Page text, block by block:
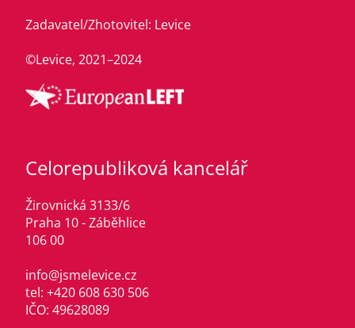
Zadavatel/Zhotovitel: Levice
©Levice, 2021–2024
Celorepubliková kancelář
Žirovnická 3133/6
Praha 10 - Záběhlice
106 00
info@jsmelevice.cz
tel: +420 608 630 506
IČO: 49628089